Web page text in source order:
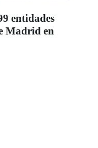
entidades
Madrid en